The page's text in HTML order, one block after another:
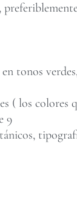
tonos
( los colores
9